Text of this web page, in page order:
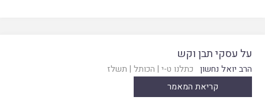
על עסקי תבן וקש
הרב יואל נחשון כתלנו ט-י | הכותל | תשלז
קריאת המאמר